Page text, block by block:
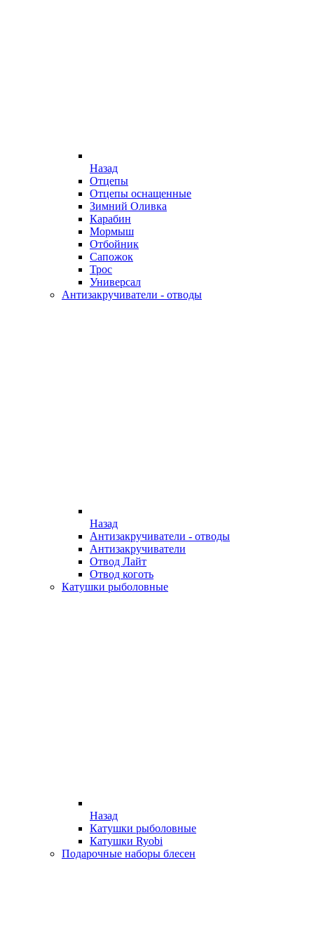
Назад
Отцепы
Отцепы оснащенные
Зимний Оливка
Карабин
Мормыш
Отбойник
Сапожок
Трос
Универсал
Антизакручиватели - отводы
Назад
Антизакручиватели - отводы
Антизакручиватели
Отвод Лайт
Отвод коготь
Катушки рыболовные
Назад
Катушки рыболовные
Катушки Ryobi
Подарочные наборы блесен